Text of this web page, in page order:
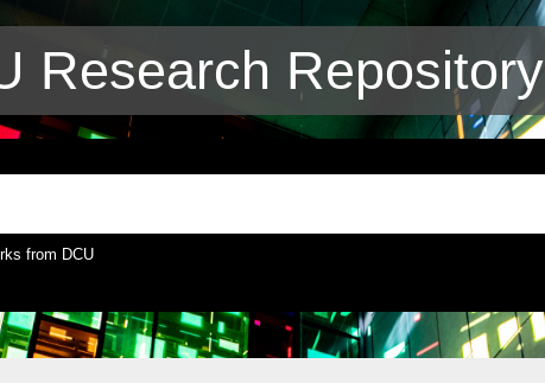
Research Repository
from DCU